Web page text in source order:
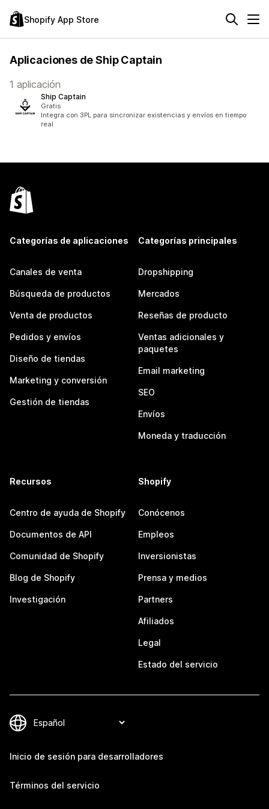
Shopify App Store
Aplicaciones de Ship Captain
1 aplicación
Ship Captain
Gratis
Integra con 3PL para sincronizar existencias y envíos en tiempo
real
Categorías de aplicaciones
Canales de venta
Búsqueda de productos
Venta de productos
Pedidos y envíos
Diseño de tiendas
Marketing y conversión
Gestión de tiendas
Categorías principales
Dropshipping
Mercados
Reseñas de producto
Ventas adicionales y
paquetes
Email marketing
SEO
Envíos
Moneda y traducción
Recursos
Centro de ayuda de Shopify
Documentos de API
Comunidad de Shopify
Blog de Shopify
Investigación
Shopify
Conócenos
Empleos
Inversionistas
Prensa y medios
Partners
Afiliados
Legal
Estado del servicio
Inicio de sesión para desarrolladores
Términos del servicio